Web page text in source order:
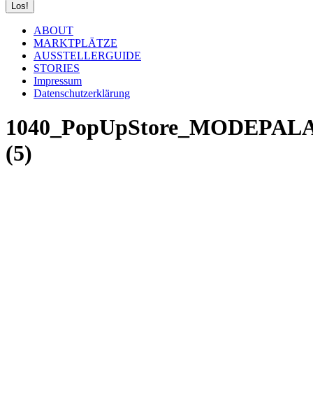
ABOUT
MARKTPLÄTZE
AUSSTELLERGUIDE
STORIES
Impressum
Datenschutzerklärung
(5)